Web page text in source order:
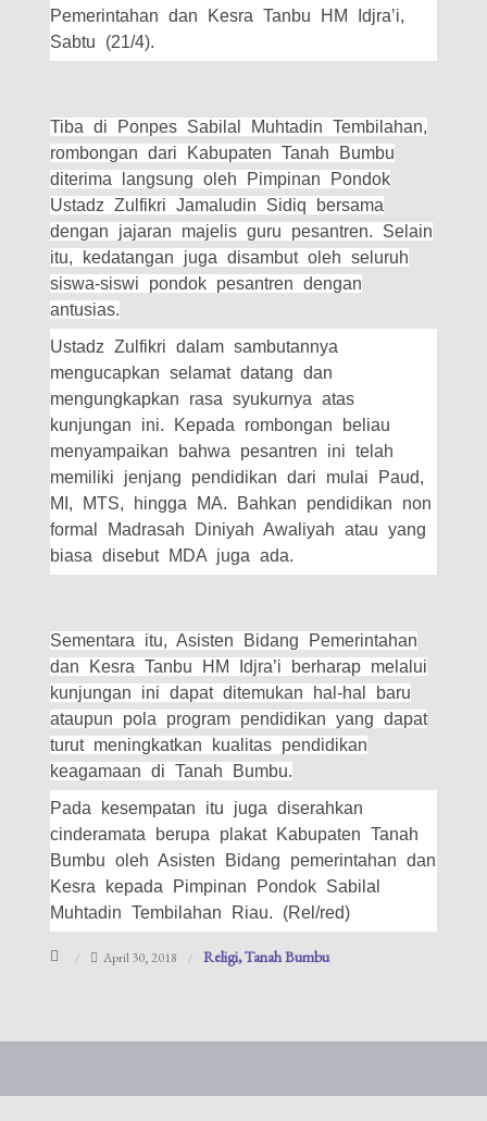
Pemerintahan dan Kesra Tanbu HM Idjra’i,
Sabtu (21/4).
Tiba di Ponpes Sabilal Muhtadin Tembilahan,
rombongan dari Kabupaten Tanah Bumbu
diterima langsung oleh Pimpinan Pondok
Ustadz Zulfikri Jamaludin Sidiq bersama
dengan jajaran majelis guru pesantren. Selain
itu, kedatangan juga disambut oleh seluruh
siswa-siswi pondok pesantren dengan
antusias.
Ustadz Zulfikri dalam sambutannya
mengucapkan selamat datang dan
mengungkapkan rasa syukurnya atas
kunjungan ini. Kepada rombongan beliau
menyampaikan bahwa pesantren ini telah
memiliki jenjang pendidikan dari mulai Paud,
MI, MTS, hingga MA. Bahkan pendidikan non
formal Madrasah Diniyah Awaliyah atau yang
biasa disebut MDA juga ada.
Sementara itu, Asisten Bidang Pemerintahan
dan Kesra Tanbu HM Idjra’i berharap melalui
kunjungan ini dapat ditemukan hal-hal baru
ataupun pola program pendidikan yang dapat
turut meningkatkan kualitas pendidikan
keagamaan di Tanah Bumbu.
Pada kesempatan itu juga diserahkan
cinderamata berupa plakat Kabupaten Tanah
Bumbu oleh Asisten Bidang pemerintahan dan
Kesra kepada Pimpinan Pondok Sabilal
Muhtadin Tembilahan Riau. (Rel/red)
April 30, 2018 Religi Tanah Bumbu